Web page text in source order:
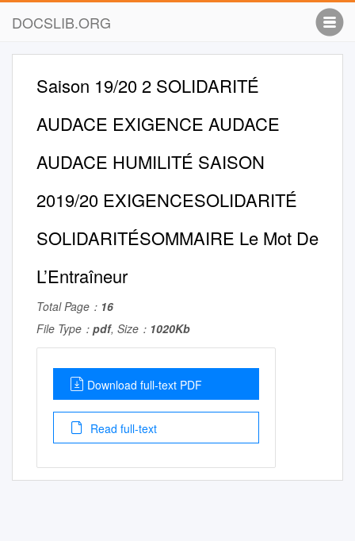
DOCSLIB.ORG
Saison 19/20 2 SOLIDARITÉ
AUDACE EXIGENCE AUDACE
AUDACE HUMILITÉ SAISON
2019/20 EXIGENCESOLIDARITÉ
SOLIDARITÉSOMMAIRE Le Mot De
L’Entraîneur
Total Page： 16
File Type： pdf, Size： 1020Kb
Download full-text PDF
Read full-text